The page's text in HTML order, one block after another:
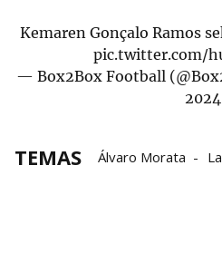
Kemaren Gonçalo Ramos
pic.twitter.com/
— Box2Box Football
2024
TEMAS Álvaro Morata